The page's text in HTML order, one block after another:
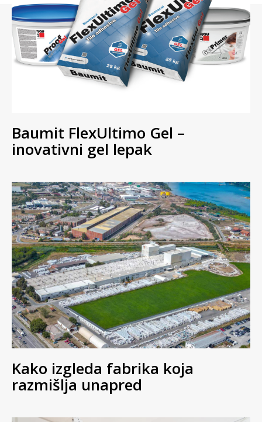
Baumit FlexUltimo Gel –
inovativni gel lepak
Kako izgleda fabrika koja
razmišlja unapred